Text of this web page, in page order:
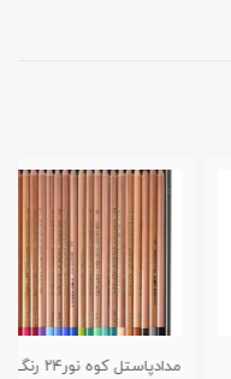
کوه نور۲۴ رنگ